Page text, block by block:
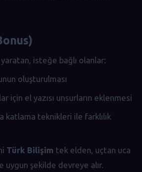
isteğe bağlı olanlar:
oluşturulması
için el yazısı unsurların eklenmesi
katlama teknikleri ile farklılık
Türk Bilişim tek elden, uçtan uca
uygun şekilde devreye alır.